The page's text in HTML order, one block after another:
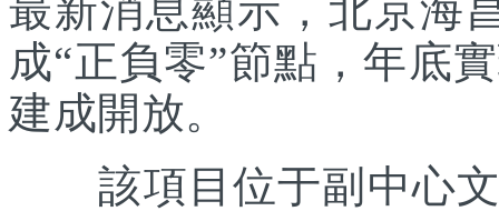
最新消息顯示，北京海
成“正負零”節點，年底
建成開放。
該項目位于副中心文